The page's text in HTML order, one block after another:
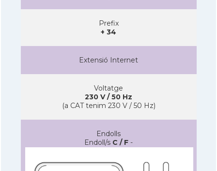
Prefix
+ 34
Extensió Internet
Voltatge
230 V / 50 Hz
(a CAT tenim 230 V / 50 Hz)
Endolls
Endoll/s C / F -